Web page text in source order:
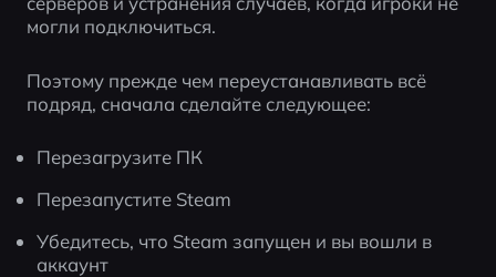
могли подключиться.
Поэтому прежде чем переустанавливать всё
подряд, сначала сделайте следующее:
Перезагрузите ПК
Перезапустите Steam
Убедитесь, что Steam запущен и вы вошли в
аккаунт